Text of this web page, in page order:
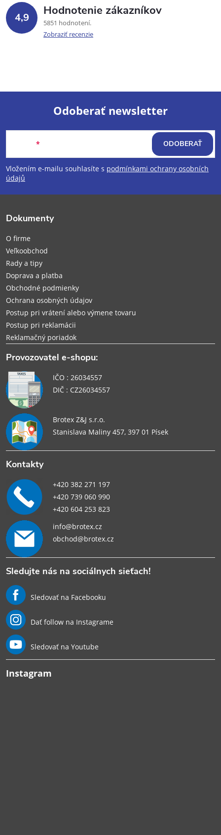
4,9 Hodnotenie zákazníkov
5851 hodnotení
Zobraziť recenzie
Z
á
p
e
Odoberať newsletter
Vložením e-mailu souhlasíte s podmínkami ochrany osobních
údajů
ODOBERAŤ
Dokumenty
O firme
Veľkoobchod
Rady a tipy
Doprava a platba
Obchodné podmienky
Ochrana osobných údajov
Postup pri vrátení alebo výmene tovaru
Postup pri reklamácii
Reklamačný poriadok
Provozovatel e-shopu:
IČO : 26034557
DIČ : CZ26034557
Brotex Z&J s.r.o.
Stanislava Maliny 457, 397 01 Písek
Kontakty
+420 382 271 197
+420 739 060 990
+420 604 253 823
info@brotex.cz
obchod@brotex.cz
Sledujte nás na sociálnych sieťach!
Sledovať na Facebooku
Dať follow na Instagrame
Sledovať na Youtube
Instagram